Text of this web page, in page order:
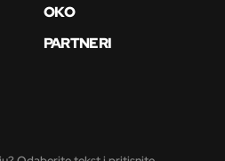
OKO
PARTNERI